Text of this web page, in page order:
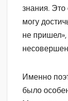
знания.
могу
не
Именно
было